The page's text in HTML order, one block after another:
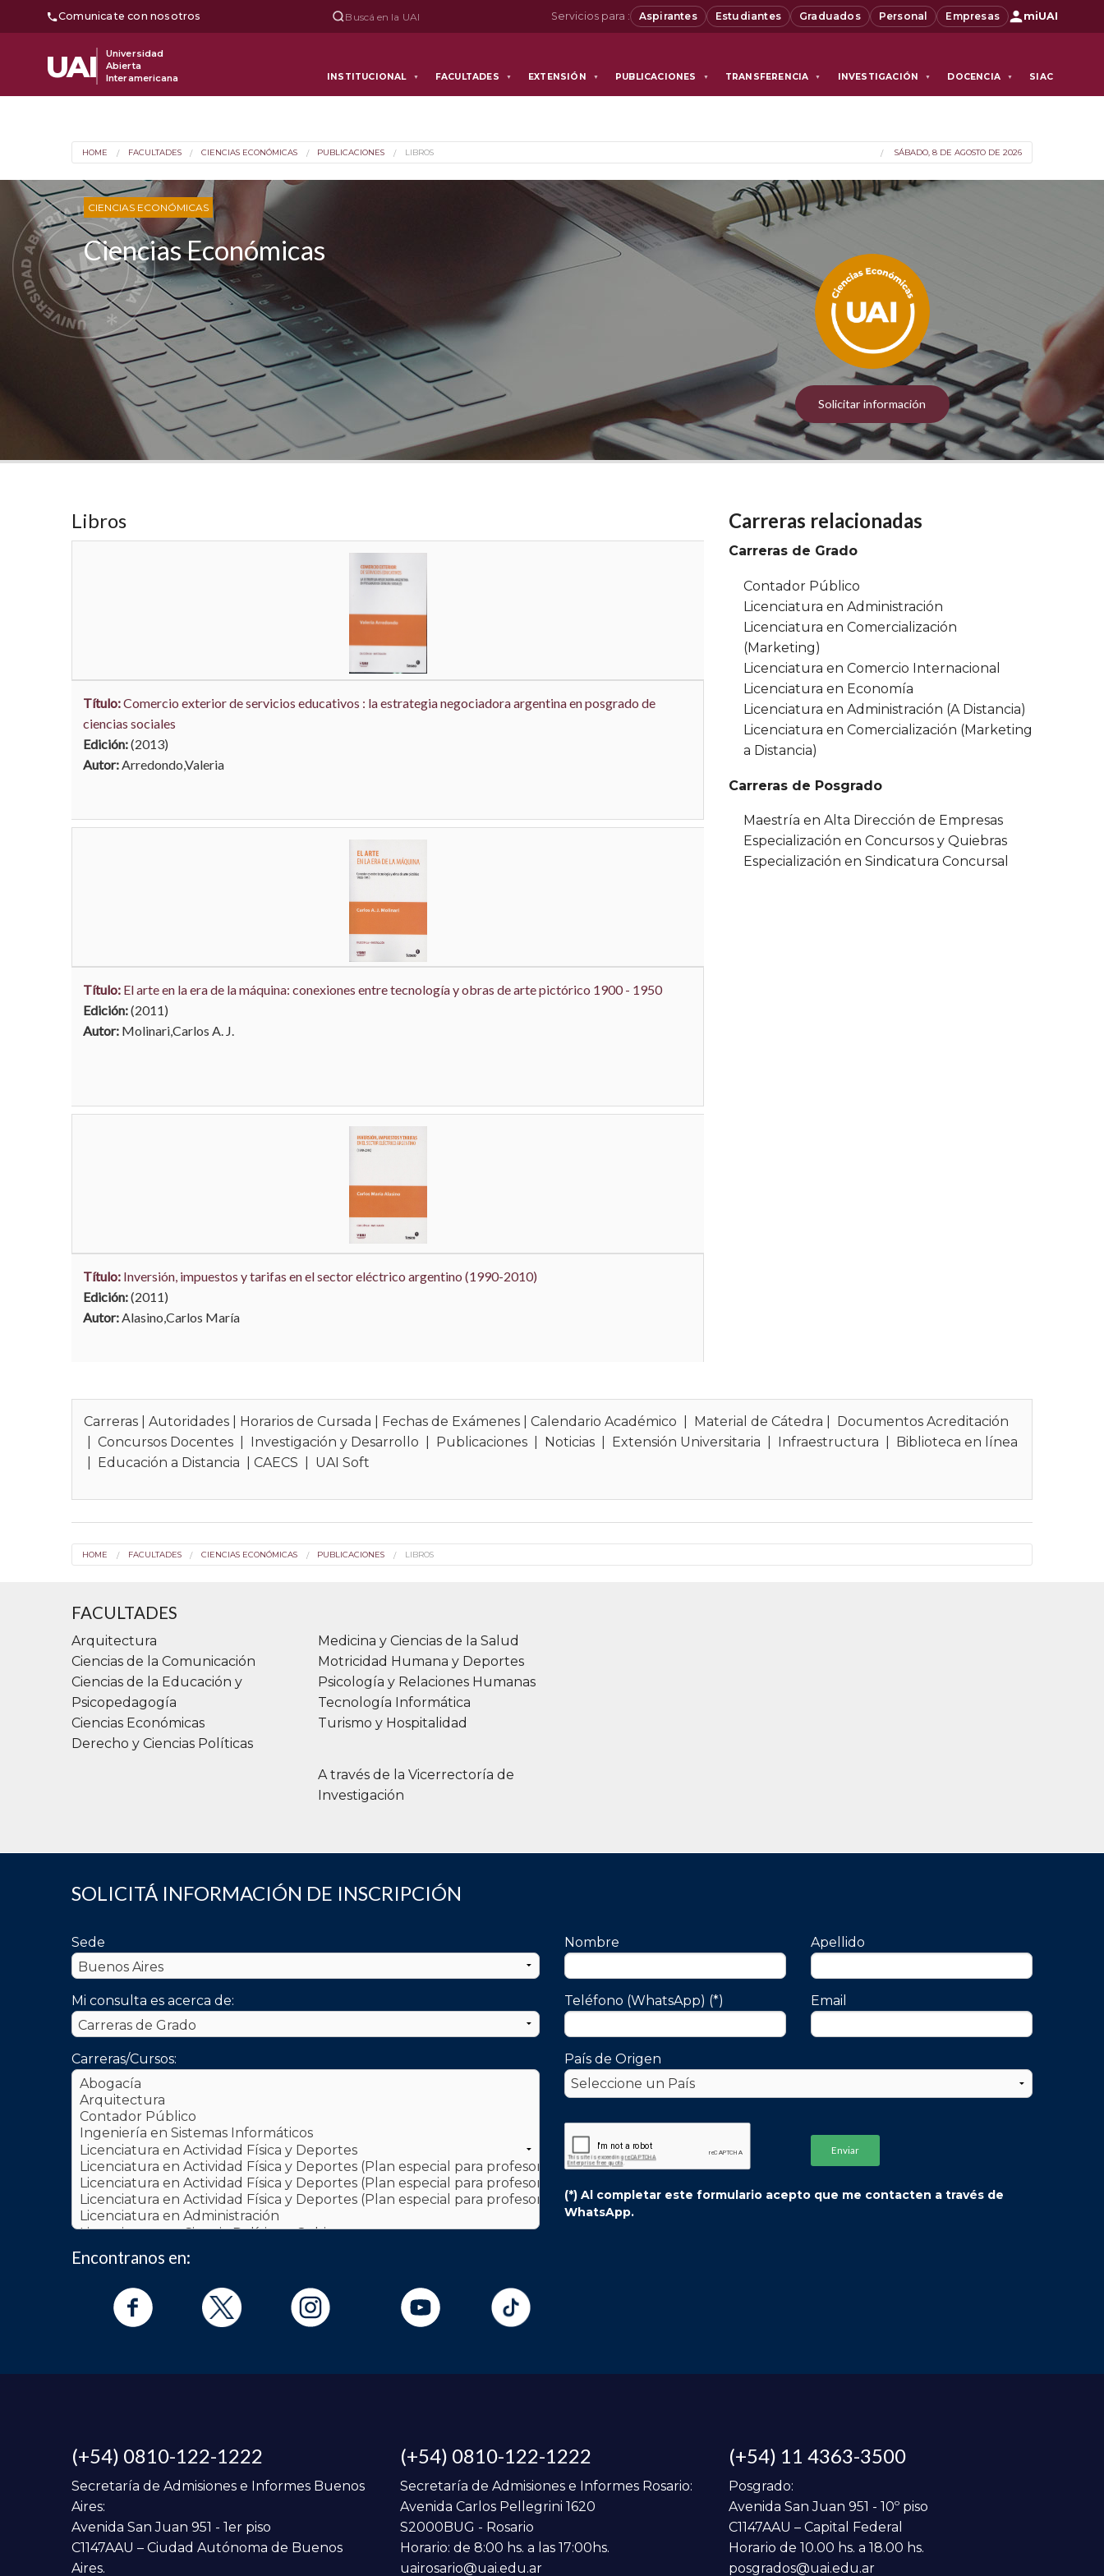
Comunicate con nosotros Buscá en la UAI Servicios para : Aspirantes Estudiantes Graduados Personal Empresas miUAI
UAI
Universidad
Abierta
Interamericana
INSTITUCIONAL ▼ FACULTADES ▼ EXTENSIÓN ▼ PUBLICACIONES ▼ TRANSFERENCIA ▼ INVESTIGACIÓN ▼ DOCENCIA ▼ SIAC
HOME FACULTADES CIENCIAS ECONÓMICAS PUBLICACIONES LIBROS SÁBADO, 8 DE AGOSTO DE 2026
CIENCIAS ECONÓMICAS
Ciencias Económicas
Solicitar información
Carreras relacionadas
Carreras de Grado
Contador Público
Licenciatura en Administración
Licenciatura en Comercialización
(Marketing)
Licenciatura en Comercio Internacional
Licenciatura en Economía
Licenciatura en Administración (A Distancia)
Licenciatura en Comercialización (Marketing
a Distancia)
Carreras de Posgrado
Maestría en Alta Dirección de Empresas
Especialización en Concursos y Quiebras
Especialización en Sindicatura Concursal
Libros
Carreras |Autoridades Horarios de Cursada Fechas de Exámenes |Calendario Académico Material de Cátedra
Documentos Acreditación
|Concursos Docentes Investigación y Desarrollo Publicaciones Noticias Extensión Universitaria Infraestructura
Biblioteca en línea
Educación a Distancia |CAECS UAI Soft
HOME FACULTADES CIENCIAS ECONÓMICAS PUBLICACIONES LIBROS
FACULTADES
Arquitectura
Ciencias de la Comunicación
Ciencias de la Educación y
Psicopedagogía
Ciencias Económicas
Derecho y Ciencias Políticas
Medicina y Ciencias de la Salud
Motricidad Humana y Deportes
Psicología y Relaciones Humanas
Tecnología Informática
Turismo y Hospitalidad
A través de la Vicerrectoría de
Investigación
SOLICITÁ INFORMACIÓN DE INSCRIPCIÓN
Sede
Mi consulta es acerca de:
Carreras/Cursos:
Nombre Apellido
Teléfono (WhatsApp) (*) Email
País de Origen
(*) Al completar este formulario acepto que me contacten a través de
WhatsApp.
Encontranos en:
(+54) 0810-122-1222
Secretaría de Admisiones e Informes Buenos
Aires:
Avenida San Juan 951 - 1er piso
C1147AAU – Ciudad Autónoma de Buenos
Aires.
(+54) 0810-122-1222
Secretaría de Admisiones e Informes Rosario:
Avenida Carlos Pellegrini 1620
S2000BUG - Rosario
Horario: de 8:00 hs. a las 17:00hs.
uairosario@uai.edu.ar
(+54) 11 4363-3500
Posgrado:
Avenida San Juan 951 - 10º piso
C1147AAU – Capital Federal
Horario de 10.00 hs. a 18.00 hs.
posgrados@uai.edu.ar